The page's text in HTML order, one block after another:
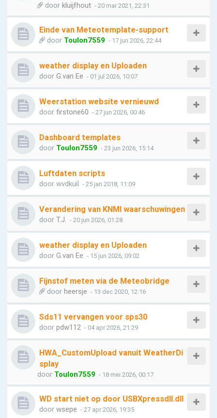
door kluijfhout - 20 mar 2021, 22:31
Einde van Meteotemplate-support
door Toulon7559 - 17 jun 2026, 22:44
weather display en Uploaden
door G.van Ee - 01 jul 2026, 10:07
Weerstation website vernieuwd
door firstone60 - 27 jun 2026, 00:46
Dashboard templates
door Toulon7559 - 23 jun 2026, 15:14
Luftdaten scripts
door wvdkuil - 25 jan 2018, 11:09
Verandering van KNMI waarschuwingen
door T.J. - 20 jun 2026, 01:28
weather display en Uploaden
door G.van Ee - 15 jun 2026, 09:02
Fijnstof meten via de Meteobridge
door heersje - 13 dec 2020, 12:16
Sds11 vervangen voor sps30
door pdw112 - 04 apr 2026, 21:29
HWA_CustomUpload vanuit WeatherDi
splay
door Toulon7559 - 18 mei 2026, 00:17
WD start niet op door USBXpressdll.dll
door wsepe - 27 apr 2026, 19:35